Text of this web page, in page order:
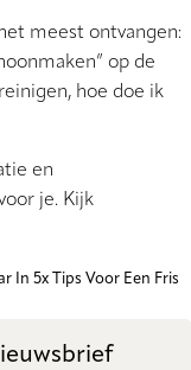
meest ontvangen:
op de
hoe doe ik
en
je. Kijk
In 5x Tips Voor Een Fris